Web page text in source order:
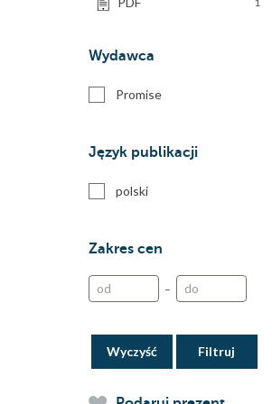
Wydawca
Promise
Język publikacji
polski
Zakres cen
–
Wyczyść